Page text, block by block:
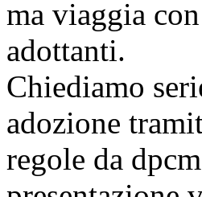
ma viaggia
adottanti.
Chiediamo
adozione
regole da